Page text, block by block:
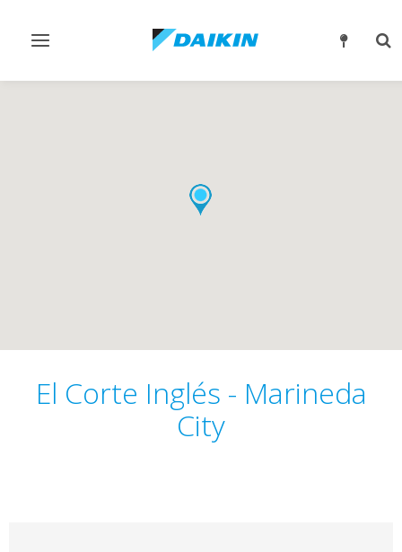
Alternar
El Corte Inglés - Marineda
City